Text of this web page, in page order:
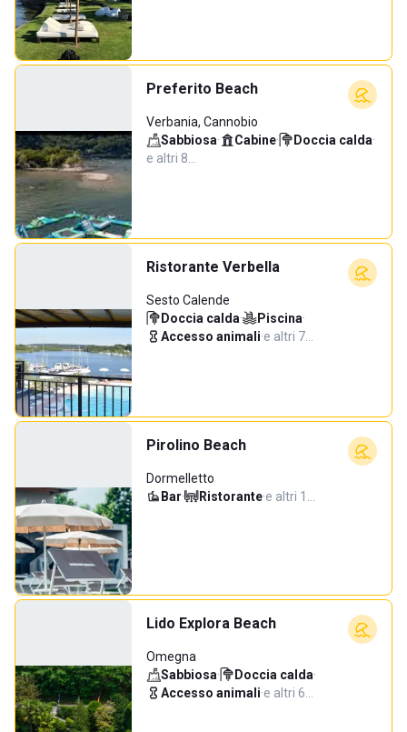
Preferito Beach
Verbania, Cannobio
Sabbiosa· Cabine· Doccia calda·
e altri 8…
Ristorante Verbella
Sesto Calende
Doccia calda· Piscina·
Accesso animali·e altri 7…
Pirolino Beach
Dormelletto
Bar· Ristorante·e altri 1…
Lido Explora Beach
Omegna
Sabbiosa· Doccia calda·
Accesso animali·e altri 6…